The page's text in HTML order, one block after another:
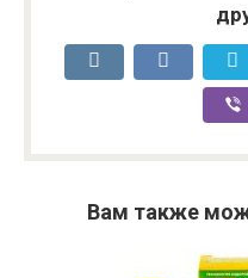
Вам также